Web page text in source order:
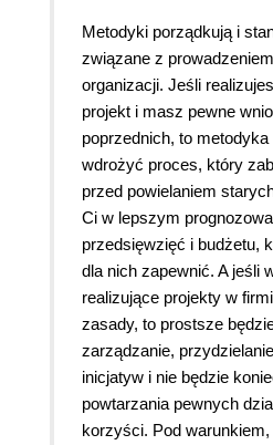
Metodyki porządkują i
związane z
organizacji. Jeśli
projekt i masz pewne
poprzednich, to
wdrożyć proces, który
przed powielaniem
Ci w lepszym
przedsięwzięć i budżetu,
dla nich zapewnić. A jeśli
realizujące projekty w
zasady, to prostsze
zarządzanie,
inicjatyw i nie będzie
powtarzania pewnych
korzyści. Pod